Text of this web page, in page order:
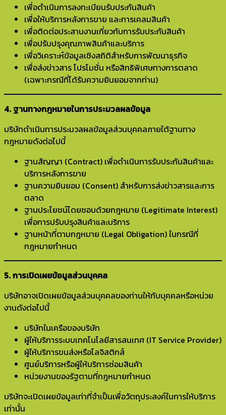
เพื่อดำเนินการลงทะเบียนรับประกันสินค้า
เพื่อให้บริการหลังการขาย และการเคลมสินค้า
เพื่อติดต่อประสานงานเกี่ยวกับการรับประกันสินค้า
เพื่อปรับปรุงคุณภาพสินค้าและบริการ
เพื่อวิเคราะห์ข้อมูลเชิงสถิติสำหรับการพัฒนาธุรกิจ
เพื่อส่งข่าวสาร โปรโมชั่น หรือสิทธิพิเศษทางการตลาด
(เฉพาะกรณีที่ได้รับความยินยอมจากท่าน)
4. ฐานทางกฎหมายในการประมวลผลข้อมูล
บริษัทดำเนินการประมวลผลข้อมูลส่วนบุคคลภายใต้ฐานทาง
กฎหมายดังต่อไปนี้
ฐานสัญญา (Contract) เพื่อดำเนินการรับประกันสินค้าและ
บริการหลังการขาย
ฐานความยินยอม (Consent) สำหรับการส่งข่าวสารและการ
ตลาด
ฐานประโยชน์โดยชอบด้วยกฎหมาย (Legitimate Interest)
เพื่อการปรับปรุงสินค้าและบริการ
ฐานหน้าที่ตามกฎหมาย (Legal Obligation) ในกรณีที่
กฎหมายกำหนด
5. การเปิดเผยข้อมูลส่วนบุคคล
บริษัทอาจเปิดเผยข้อมูลส่วนบุคคลของท่านให้กับบุคคลหรือหน่วย
งานดังต่อไปนี้
บริษัทในเครือของบริษัท
ผู้ให้บริการระบบเทคโนโลยีสารสนเทศ (IT Service Provider)
ผู้ให้บริการขนส่งหรือโลจิสติกส์
ศูนย์บริการหรือผู้ให้บริการซ่อมสินค้า
หน่วยงานของรัฐตามที่กฎหมายกำหนด
บริษัทจะเปิดเผยข้อมูลเท่าที่จำเป็นเพื่อวัตถุประสงค์ในการให้บริการ
เท่านั้น